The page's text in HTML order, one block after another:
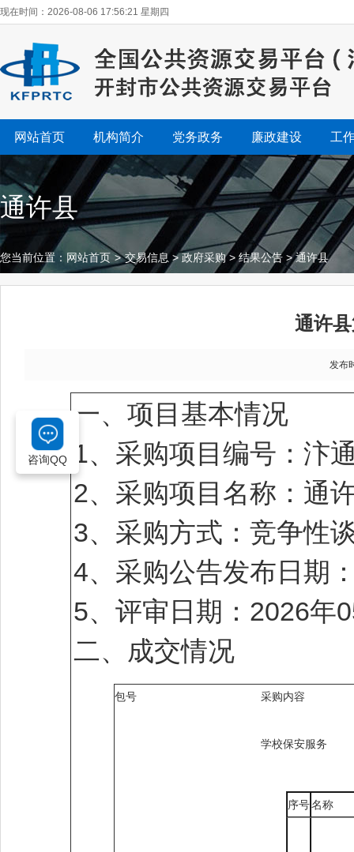
现在时间：2026-08-06 17:56:22 星期四
网站首页 机构简介 党务政务 廉政建设 工
通许县
您当前位置： 网站首页 > 交易信息 >政府采购>结果公告 >通许县
通许
发布
一、项目基本情况
1、采购项目编号：汴
2、采购项目名称：通
3、采购方式：竞争性
4、采购公告发布日期
5、评审日期：2026年
二、成交情况
包号 采购内容
学校保安服务
序号名称
咨询QQ